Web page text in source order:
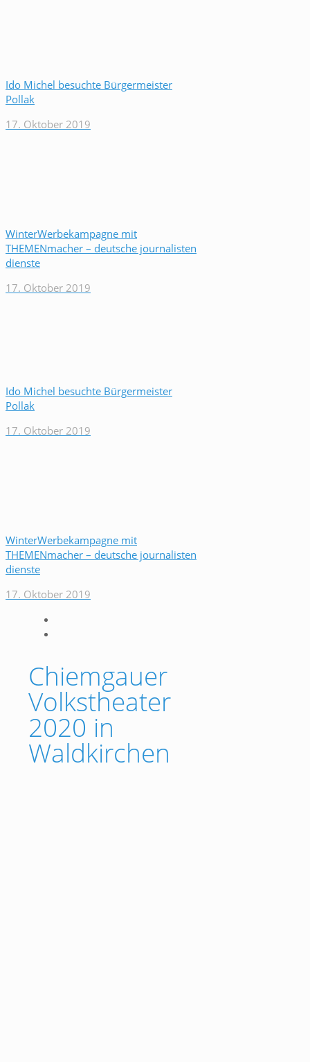
Ido Michel besuchte Bürgermeister
Pollak
17. Oktober 2019
WinterWerbekampagne mit
THEMENmacher – deutsche journalisten
dienste
17. Oktober 2019
Ido Michel besuchte Bürgermeister
Pollak
17. Oktober 2019
WinterWerbekampagne mit
THEMENmacher – deutsche journalisten
dienste
17. Oktober 2019
Chiemgauer
Volkstheater
2020 in
Waldkirchen